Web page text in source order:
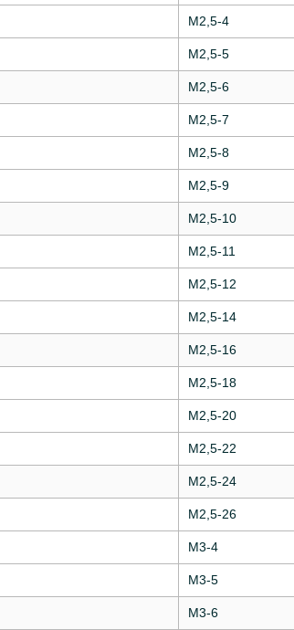
М2,5-4
М2,5-5
М2,5-6
М2,5-7
М2,5-8
М2,5-9
М2,5-10
М2,5-11
М2,5-12
М2,5-14
М2,5-16
М2,5-18
М2,5-20
М2,5-22
М2,5-24
М2,5-26
М3-4
М3-5
М3-6